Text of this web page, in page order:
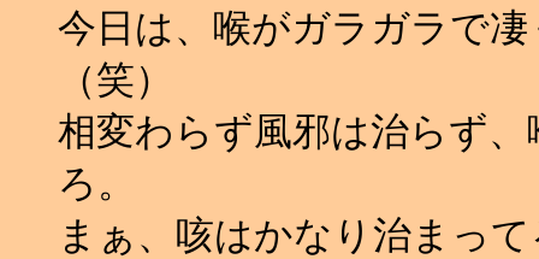
今日は、喉がガラガラで
（笑）
相変わらず風邪は治らず
ろ。
まぁ、咳はかなり治まっ